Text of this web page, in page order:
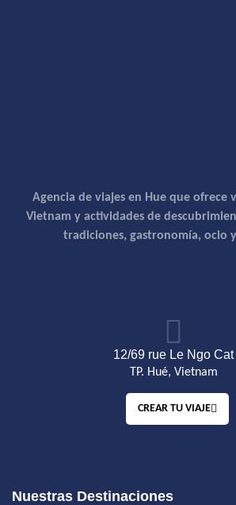
Agencia de viajes en Hue que ofrece
Vietnam y actividades de
tradiciones, gastronomía, ocio
12/69 rue Le Ngo Cat
TP. Hué, Vietnam
CREAR TU VIAJE
Nuestras Destinaciones